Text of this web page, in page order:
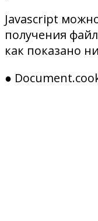
Javascript
получения
как показано
●